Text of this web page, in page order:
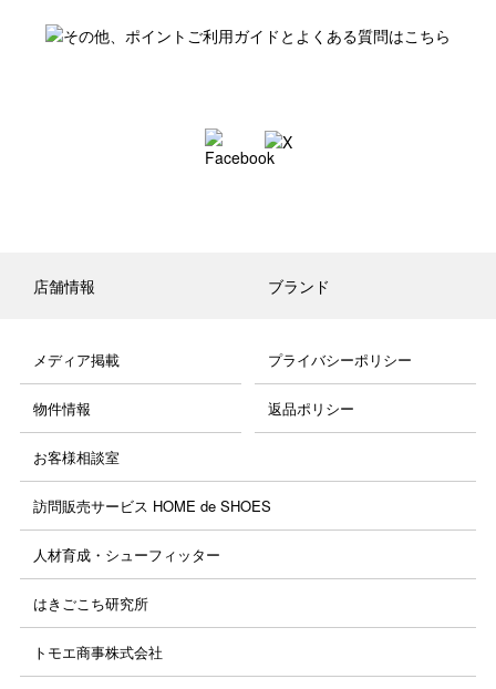
店舗情報 ブランド
メディア掲載 プライバシーポリシー
物件情報 返品ポリシー
お客様相談室
訪問販売サービス HOME de SHOES
人材育成・シューフィッター
はきごこち研究所
トモエ商事株式会社